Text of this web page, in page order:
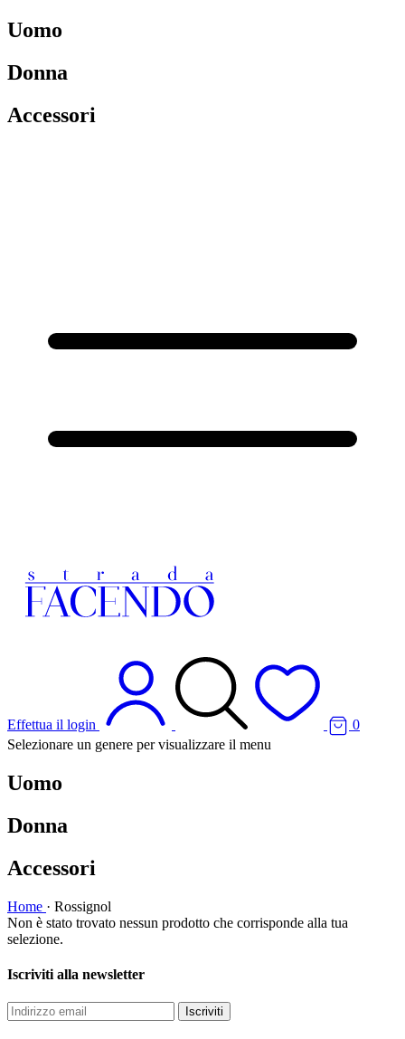
Uomo
Donna
Accessori
Effettua il login
0
Selezionare un genere per visualizzare il menu
Uomo
Donna
Accessori
Home · Rossignol
Non è stato trovato nessun prodotto che corrisponde alla tua
selezione.
Iscriviti alla newsletter
Iscriviti